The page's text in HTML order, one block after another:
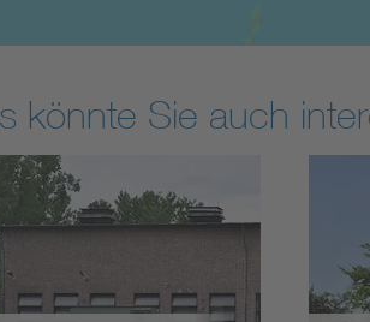
könnte Sie auch